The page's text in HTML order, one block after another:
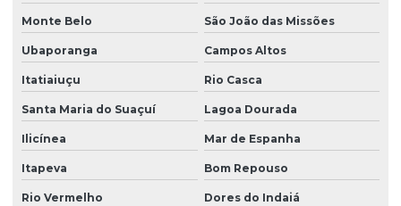
Monte Belo São João das Missões
Ubaporanga Campos Altos
Itatiaiuçu Rio Casca
Santa Maria do Suaçuí Lagoa Dourada
Ilicínea Mar de Espanha
Itapeva Bom Repouso
Rio Vermelho Dores do Indaiá